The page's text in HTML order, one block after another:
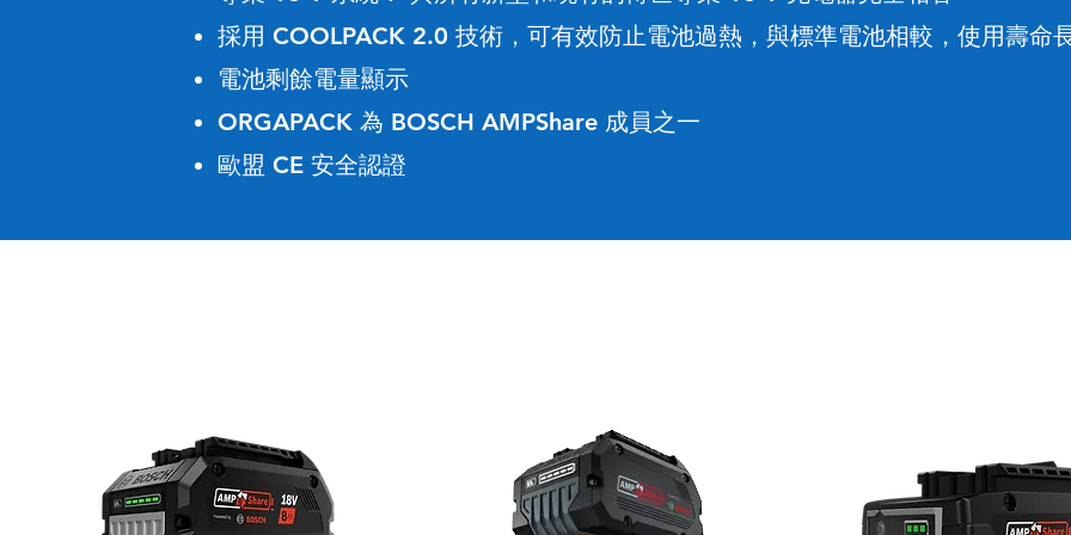
採用 COOLPACK 2.0 技術 ， 可有效防止電池過熱 ， 與標準電池相較 ， 使用壽命
電池剩餘電量顯示
ORGAPACK 為 BOSCH AMPShare 成員之一
歐盟 CE 安全認證